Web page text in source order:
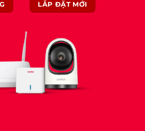
LẮP ĐẶT MỚI